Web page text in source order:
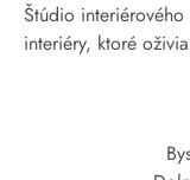
Štúdio
interiéry, ktoré